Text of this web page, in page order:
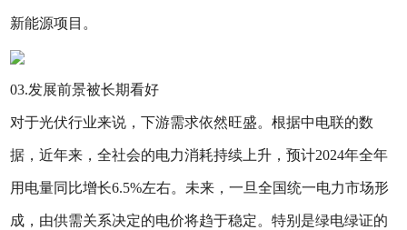
新能源项目。
03.发展前景被长期看好
对于光伏行业来说，下游需求依然旺盛。根据中电联的数
据，近年来，全社会的电力消耗持续上升，预计2024年全年
用电量同比增长6.5%左右。未来，一旦全国统一电力市场形
成，由供需关系决定的电价将趋于稳定。特别是绿电绿证的